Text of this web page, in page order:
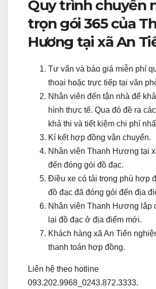
Quy trình chuyển
trọn gói 365 của
Hương tại xã An
Tư vấn và báo giá miễn phí
thoại hoặc trực tiếp tại văn
Nhân viên đến tận nhà để
hình thực tế. Qua đó đề ra
khả thi và tiết kiệm chi phí
Kí kết hợp đồng vận chuyển.
Nhân viên Thanh Hương tại
đến đóng gói đồ đạc.
Điều xe có tải trọng phù hợp
đồ đạc đã đóng gói đến địa
Nhân viên Thanh Hương lắp
lại đồ đạc ở địa điểm mới.
Khách hàng xã An Tiến
thanh toán hợp đồng.
Liên hệ theo hotline
093.202.9968_0243.872.3333.